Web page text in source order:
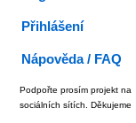
Přihlášení
Nápověda / FAQ
Podpořte prosím projekt na
sociálních sítích. Děkujeme